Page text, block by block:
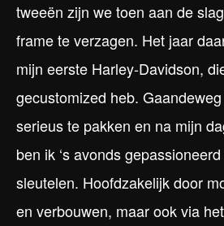
tweeën zijn we toen aan de
frame te verzagen. Het jaar
mijn eerste Harley-Davidson,
gecustomized heb.
serieus te pakken en na mijn
ben ik ‘s avonds
sleutelen. Hoofdzakelijk door
en verbouwen, maar ook via